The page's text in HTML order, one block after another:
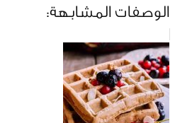
الوصفات المشابهة: